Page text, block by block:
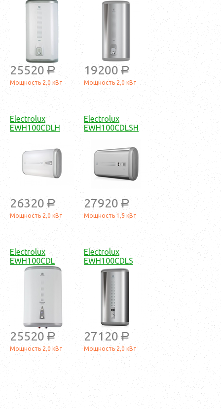
25520 a
Мощность 2,0 кВт
19200 a
Мощность 2,0 кВт
Electrolux
EWH100CDLH
26320 a
Мощность 2,0 кВт
Electrolux
EWH100CDLSH
27920 a
Мощность 1,5 кВт
Electrolux
EWH100CDL
25520 a
Мощность 2,0 кВт
Electrolux
EWH100CDLS
27120 a
Мощность 2,0 кВт